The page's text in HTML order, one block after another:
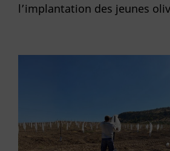
l’implantation des jeunes